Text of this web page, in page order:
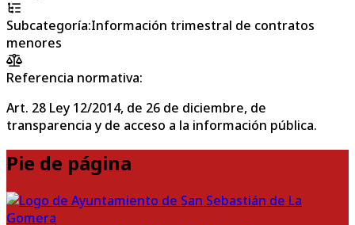
Subcategoría:Información trimestral de contratos
menores
Referencia normativa:
Art. 28 Ley 12/2014, de 26 de diciembre, de
transparencia y de acceso a la información pública.
Pie de página